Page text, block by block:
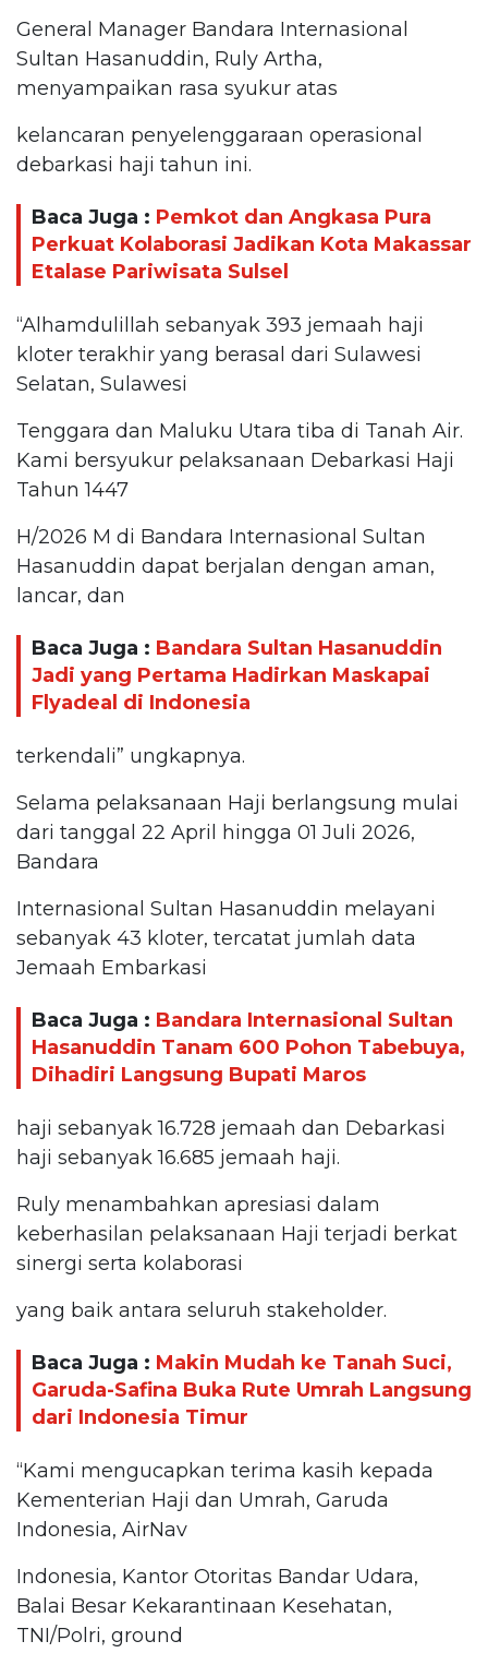
General Manager Bandara Internasional
Sultan Hasanuddin, Ruly Artha,
menyampaikan rasa syukur atas
kelancaran penyelenggaraan operasional
debarkasi haji tahun ini.
Baca Juga : Pemkot dan Angkasa Pura
Perkuat Kolaborasi Jadikan Kota Makassar
Etalase Pariwisata Sulsel
“Alhamdulillah sebanyak 393 jemaah haji
kloter terakhir yang berasal dari Sulawesi
Selatan, Sulawesi
Tenggara dan Maluku Utara tiba di Tanah Air.
Kami bersyukur pelaksanaan Debarkasi Haji
Tahun 1447
H/2026 M di Bandara Internasional Sultan
Hasanuddin dapat berjalan dengan aman,
lancar, dan
Baca Juga : Bandara Sultan Hasanuddin
Jadi yang Pertama Hadirkan Maskapai
Flyadeal di Indonesia
terkendali” ungkapnya.
Selama pelaksanaan Haji berlangsung mulai
dari tanggal 22 April hingga 01 Juli 2026,
Bandara
Internasional Sultan Hasanuddin melayani
sebanyak 43 kloter, tercatat jumlah data
Jemaah Embarkasi
Baca Juga : Bandara Internasional Sultan
Hasanuddin Tanam 600 Pohon Tabebuya,
Dihadiri Langsung Bupati Maros
haji sebanyak 16.728 jemaah dan Debarkasi
haji sebanyak 16.685 jemaah haji.
Ruly menambahkan apresiasi dalam
keberhasilan pelaksanaan Haji terjadi berkat
sinergi serta kolaborasi
yang baik antara seluruh stakeholder.
Baca Juga : Makin Mudah ke Tanah Suci,
Garuda-Safina Buka Rute Umrah Langsung
dari Indonesia Timur
“Kami mengucapkan terima kasih kepada
Kementerian Haji dan Umrah, Garuda
Indonesia, AirNav
Indonesia, Kantor Otoritas Bandar Udara,
Balai Besar Kekarantinaan Kesehatan,
TNI/Polri, ground